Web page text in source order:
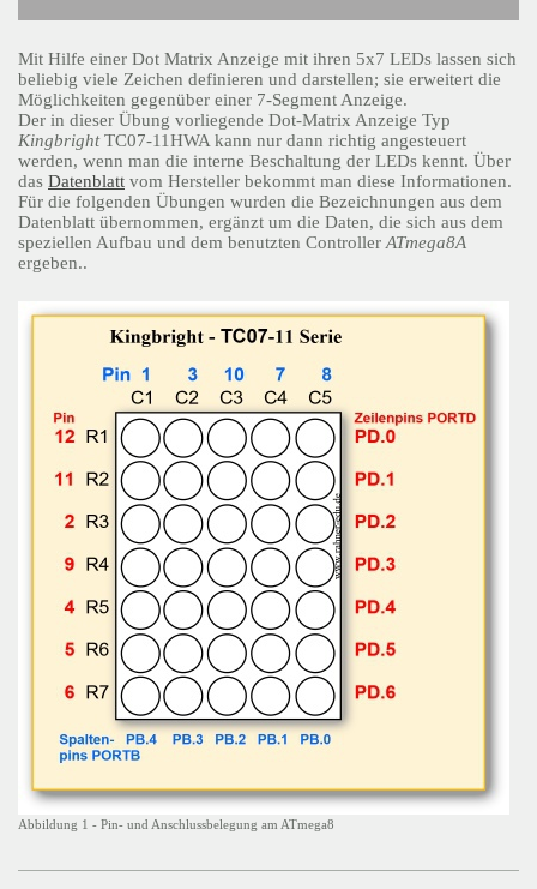
Mit Hilfe einer Dot Matrix Anzeige mit ihren 5x7 LEDs lassen sich
beliebig viele Zeichen definieren und darstellen; sie erweitert die
Möglichkeiten gegenüber einer 7-Segment Anzeige.
Der in dieser Übung vorliegende Dot-Matrix Anzeige Typ
KingbrightTC07-11HWA kann nur dann richtig angesteuert
werden, wenn man die interne Beschaltung der LEDs kennt. Über
das Datenblatt vom Hersteller bekommt man diese Informationen.
Für die folgenden Übungen wurden die Bezeichnungen aus dem
Datenblatt übernommen, ergänzt um die Daten, die sich aus dem
speziellen Aufbau und dem benutzten Controller ATmega8A
ergeben..
Abbildung 1 - Pin- und Anschlussbelegung am ATmega8